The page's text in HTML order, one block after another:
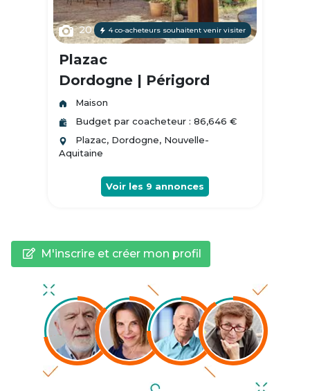
20 4 co-acheteurs souhaitent venir visiter
Plazac
Dordogne | Périgord
Maison
Budget par coacheteur : 86,646 €
Plazac, Dordogne, Nouvelle-
Aquitaine
Voir les 9 annonces
M'inscrire et créer mon profil